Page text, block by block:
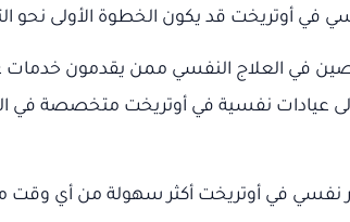
أوتريخت قد يكون الخطوة الأولى نحو
في العلاج النفسي ممن يقدمون
عيادات نفسية في أوتريخت متخصصة في
نفسي في أوتريخت أكثر سهولة من أي